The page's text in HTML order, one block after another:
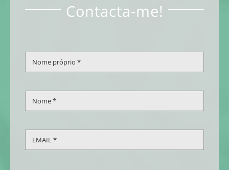
Contacta-me!